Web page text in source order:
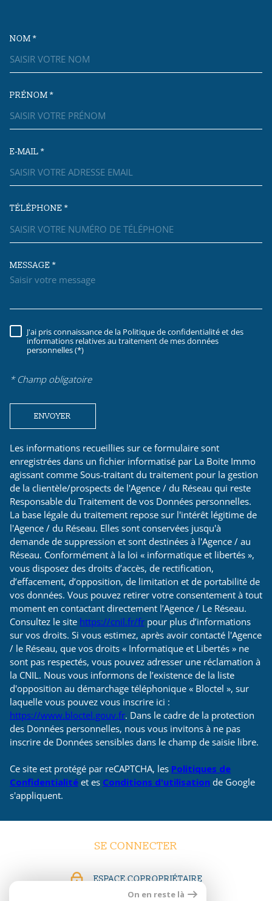
NOM *
PRÉNOM *
E-MAIL *
TÉLÉPHONE *
MESSAGE *
RÈGLEMENTATION
J'ai pris connaissance de la Politique de confidentialité et des
informations relatives au traitement de mes données
personnelles (*)
* Champ obligatoire
ENVOYER
Les informations recueillies sur ce formulaire sont
enregistrées dans un fichier informatisé par La Boite Immo
agissant comme Sous-traitant du traitement pour la gestion
de la clientèle/prospects de l'Agence / du Réseau qui reste
Responsable du Traitement de vos Données personnelles.
La base légale du traitement repose sur l'intérêt légitime de
l'Agence / du Réseau. Elles sont conservées jusqu'à
demande de suppression et sont destinées à l'Agence / au
Réseau. Conformément à la loi « informatique et libertés »,
vous disposez des droits d’accès, de rectification,
d’effacement, d’opposition, de limitation et de portabilité de
vos données. Vous pouvez retirer votre consentement à tout
moment en contactant directement l’Agence / Le Réseau.
Consultez le site https://cnil.fr/fr pour plus d’informations
sur vos droits. Si vous estimez, après avoir contacté l'Agence
/ le Réseau, que vos droits « Informatique et Libertés » ne
sont pas respectés, vous pouvez adresser une réclamation à
la CNIL. Nous vous informons de l’existence de la liste
d'opposition au démarchage téléphonique « Bloctel », sur
laquelle vous pouvez vous inscrire ici :
https://www.bloctel.gouv.fr. Dans le cadre de la protection
des Données personnelles, nous vous invitons à ne pas
inscrire de Données sensibles dans le champ de saisie libre.
Ce site est protégé par reCAPTCHA, les Politiques de
Confidentialité et es Conditions d'utilisation de Google
s'appliquent.
SE CONNECTER
ESPACE COPROPRIÉTAIRE
On en reste là